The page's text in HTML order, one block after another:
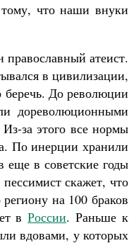
что наши внуки
православный атеист.
в цивилизации,
беречь. До революции
дореволюционными
за этого все нормы
По инерции хранили
еще в советские годы
скажет, что
на 100 браков
вРоссии. Раньше к
вдовами, у которых